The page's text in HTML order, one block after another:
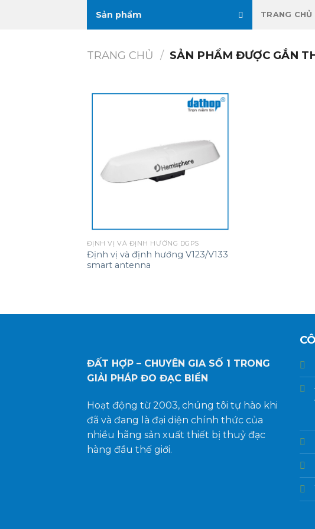
Sản phẩm TRANG CHỦ
TRANG CHỦ / SẢN PHẨM ĐƯỢC GẮN
ĐỊNH VỊ VÀ ĐỊNH HƯỚNG DGPS
Định vị và định hướng V123/V133
smart antenna
ĐẤT HỢP – CHUYÊN GIA SỐ 1 TRONG
GIẢI PHÁP ĐO ĐẠC BIỂN
Hoạt động từ 2003, chúng tôi tự hào khi
đã và đang là đại diện chính thức của
nhiều hãng sản xuất thiết bị thuỷ đạc
hàng đầu thế giới.